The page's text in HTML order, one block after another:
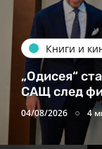
Книги и
„Одисея“
САЩ след
04/08/2026 4